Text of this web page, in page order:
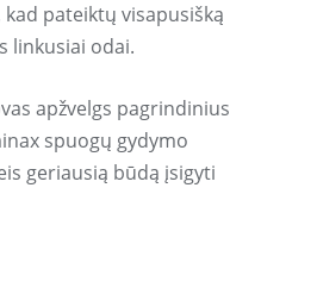
pateiktų visapusišką
linkusiai odai.
apžvelgs pagrindinius
spuogų gydymo
geriausią būdą įsigyti